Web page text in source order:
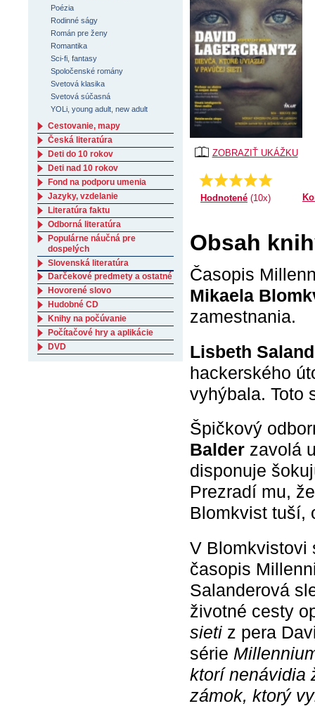
ZOBRAZIŤ UKÁŽKU
Priemer:
4.7
Hodnotené (10x)
Obsah
Časopis
Mikaela
zamestnania.
Lisbeth
hackerského
vyhýbala. Toto
Špičkový
Balder zavolá
disponuje
Prezradí mu,
Blomkvist tuší,
V Blomkvistovi
časopis
Salanderová
životné cesty
sieti z pera
série
ktorí nenávidia
zámok, ktorý
Poézia
Rodinné ságy
Román pre ženy
Romantika
Sci-fi, fantasy
Spoločenské romány
Svetová klasika
Svetová súčasná
YOLi, young adult, new adult
Cestovanie, mapy
Česká literatúra
Deti do 10 rokov
Deti nad 10 rokov
Fond na podporu umenia
Jazyky, vzdelanie
Literatúra faktu
Odborná literatúra
Populárne náučná pre
dospelých
Slovenská literatúra
Darčekové predmety a ostatné
Hovorené slovo
Hudobné CD
Knihy na počúvanie
Počítačové hry a aplikácie
DVD